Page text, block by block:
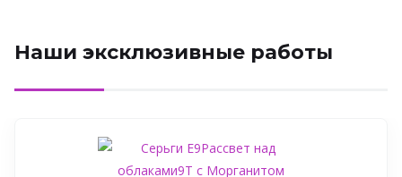
Наши эксклюзивные работы